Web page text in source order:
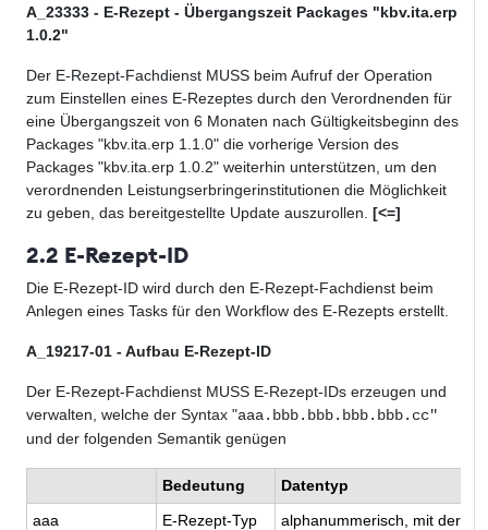
A_23333 - E-Rezept - Übergangszeit Packages "kbv.ita.erp
1.0.2"
Der E-Rezept-Fachdienst MUSS beim Aufruf der Operation
zum Einstellen eines E-Rezeptes durch den Verordnenden für
eine Übergangszeit von 6 Monaten nach Gültigkeitsbeginn des
Packages "kbv.ita.erp 1.1.0" die vorherige Version des
Packages "kbv.ita.erp 1.0.2" weiterhin unterstützen, um den
verordnenden Leistungserbringerinstitutionen die Möglichkeit
zu geben, das bereitgestellte Update auszurollen. [<=]
2.2 E-Rezept-ID
Die E-Rezept-ID wird durch den E-Rezept-Fachdienst beim
Anlegen eines Tasks für den Workflow des E-Rezepts erstellt.
A_19217-01 - Aufbau E-Rezept-ID
Der E-Rezept-Fachdienst MUSS E-Rezept-IDs erzeugen und
verwalten, welche der Syntax "aaa.bbb.bbb.bbb.bbb.cc"
und der folgenden Semantik genügen
Bedeutung
Datentyp
aaa
E-Rezept-Typ
alphanummerisch, mit der